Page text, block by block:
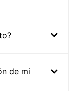
de mi